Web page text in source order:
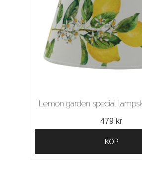
Lemon garden special
479 kr
KÖP